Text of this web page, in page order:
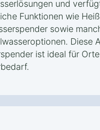
und
Funktionen wie
sowie
Diese
ist ideal für